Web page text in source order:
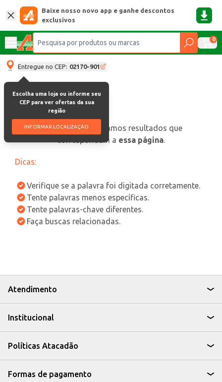
Baixe nosso novo app e ganhe descontos
exclusivos
0
Entregue no CEP: 02170-901
Escolha uma loja ou informe seu
CEP para ver ofertas da sua
região
INFORMAR LOCALIZAÇÃO
oops, não encontramos resultados que
correspondam a essa página.
Dicas:
Verifique se a palavra foi digitada corretamente.
Tente palavras menos específicas.
Tente palavras-chave diferentes.
Faça buscas relacionadas.
Atendimento
Institucional
Políticas Atacadão
Formas de pagamento